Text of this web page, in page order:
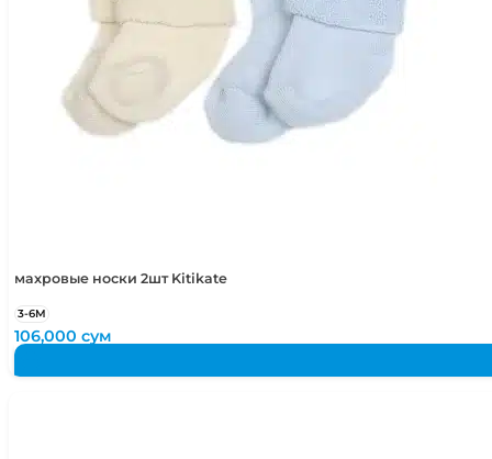
махровые носки 2шт Kitikate
3-6М
106,000сум